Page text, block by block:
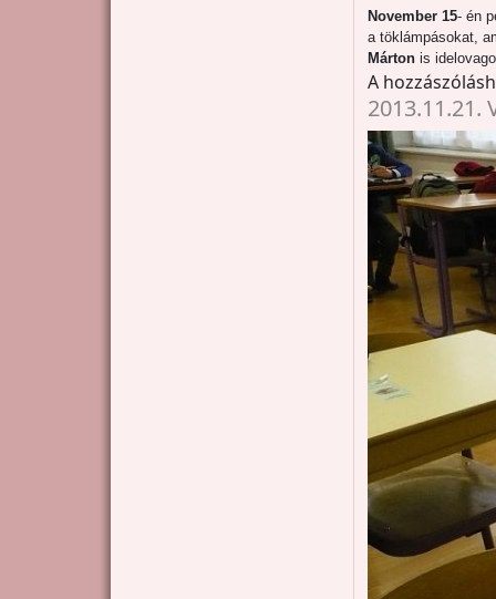
November 15- én
a töklámpásokat,
Márton is
A
2013.11.21.